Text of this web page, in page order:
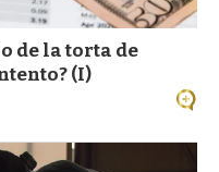
de la torta de
(I)